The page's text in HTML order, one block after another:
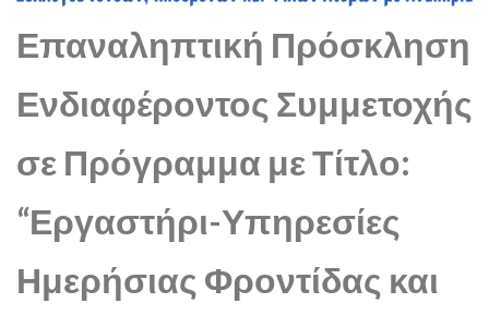
Επαναληπτική Πρόσκληση
Ενδιαφέροντος Συμμετοχής
σε Πρόγραμμα με Τίτλο:
“Εργαστήρι-Υπηρεσίες
Ημερήσιας Φροντίδας και